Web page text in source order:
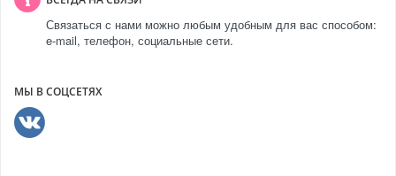
Связаться с нами можно любым удобным для вас способом:
e-mail, телефон, социальные сети.
МЫ В СОЦСЕТЯХ